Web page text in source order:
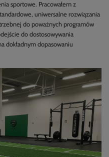
sportowe. Pracowałem z
uniwersalne rozwiązania
do poważnych programów
do dostosowywania
dokładnym dopasowaniu